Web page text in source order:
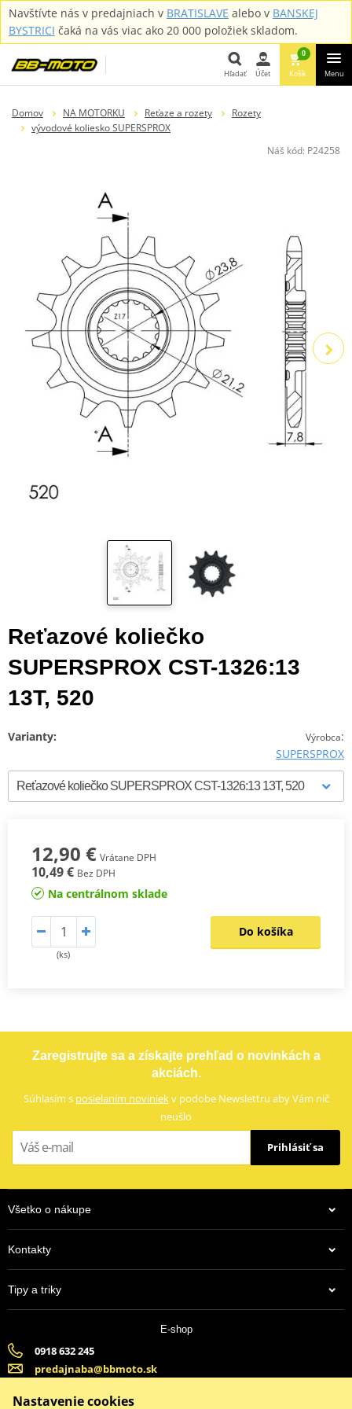
Navštívte nás v predajniach v BRATISLAVE alebo v BANSKEJ
BYSTRICI čaká na vás viac ako 20 000 položiek skladom.
Hľadať Účet
0
Košík Menu
Domov NA MOTORKU Reťaze a rozety
Rozety
vývodové koliesko SUPERSPROX
Náš kód: P24258
Reťazové koliečko
SUPERSPROX CST-1326:13
13T, 520
Výrobca:
SUPERSPROX
Varianty:
12,90 € Vrátane DPH
10,49 € Bez DPH
Na centrálnom sklade
(ks)
Do košíka
Zaregistrujte sa a získajte prehľad o novinkách a
akciách.
Súhlasím s posielaním noviniekv podobe Newslettru aby Vám nič
neušlo
Prihlásiť sa
Všetko o nákupe
Kontakty
Tipy a triky
E-shop
0918 632 245
predajnaba@bbmoto.sk
(Po-Pi 9:00-18:00, So-9:00-15:00)
Nastavenie cookies